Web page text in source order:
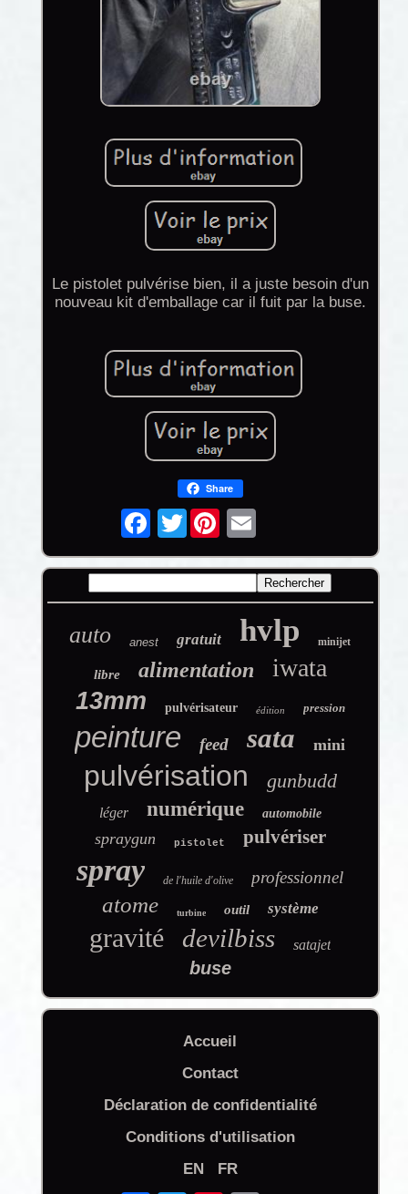
Le pistolet pulvérise bien, il a juste besoin d'un
nouveau kit d'emballage car il fuit par la buse.
Share
Twitter
auto anest gratuit hvlp minijet
libre alimentation iwata
13mm pulvérisateur édition pression
peinture feed sata mini
pulvérisation gunbudd
léger numérique automobile
spraygun pistolet pulvériser
spray de l'huile d'olive professionnel
atome turbine outil système
gravité devilbiss satajet
buse
Accueil
Contact
Déclaration de confidentialité
Conditions d'utilisation
EN
FR